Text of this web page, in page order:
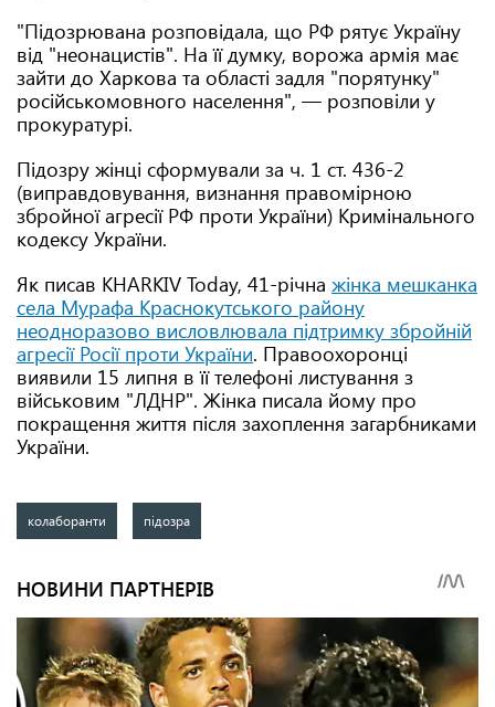
"Підозрювана розповідала, що РФ рятує Україну
від "неонацистів". На її думку, ворожа армія має
зайти до Харкова та області задля "порятунку"
російськомовного населення", — розповіли у
прокуратурі.
Підозру жінці сформували за ч. 1 ст. 436-2
(виправдовування, визнання правомірною
збройної агресії РФ проти України) Кримінального
кодексу України.
Як писав KHARKIV Today, 41-річна жінка мешканка
села Мурафа Краснокутського району
неодноразово висловлювала підтримку збройній
агресії Росії проти України. Правоохоронці
виявили 15 липня в її телефоні листування з
військовим "ЛДНР". Жінка писала йому про
покращення життя після захоплення загарбниками
України.
колаборанти підозра